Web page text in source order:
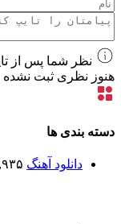
نظر شما پس از
هنوز نظری ثبت نشده
دسته بندی ها
دانلود آهنگ